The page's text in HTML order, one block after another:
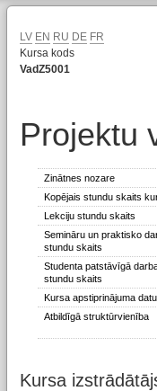
LV EN RU DE FR
Kursa kods
VadZ5001
Projektu
Zinātnes nozare
Kopējais stundu skaits
Lekciju stundu skaits
Semināru un praktisko
stundu skaits
Studenta patstāvīgā
stundu skaits
Kursa apstiprinājuma
Atbildīgā struktūrvienība
Kursa